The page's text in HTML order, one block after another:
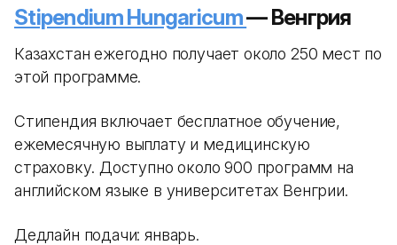
Stipendium Hungaricum— Венгрия
Казахстан ежегодно получает около 250 мест по
этой программе.
Стипендия включает бесплатное обучение,
ежемесячную выплату и медицинскую
страховку. Доступно около 900 программ на
английском языке в университетах Венгрии.
Дедлайн подачи: январь.